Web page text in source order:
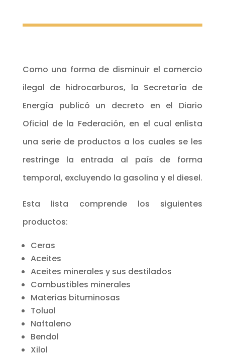
Como una forma de disminuir el comercio
ilegal de hidrocarburos, la Secretaría de
Energía publicó un decreto en el Diario
Oficial de la Federación, en el cual enlista
una serie de productos a los cuales se les
restringe la entrada al país de forma
temporal, excluyendo la gasolina y el diesel.
Esta lista comprende los siguientes
productos:
Ceras
Aceites
Aceites minerales y sus destilados
Combustibles minerales
Materias bituminosas
Toluol
Naftaleno
Bendol
Xilol